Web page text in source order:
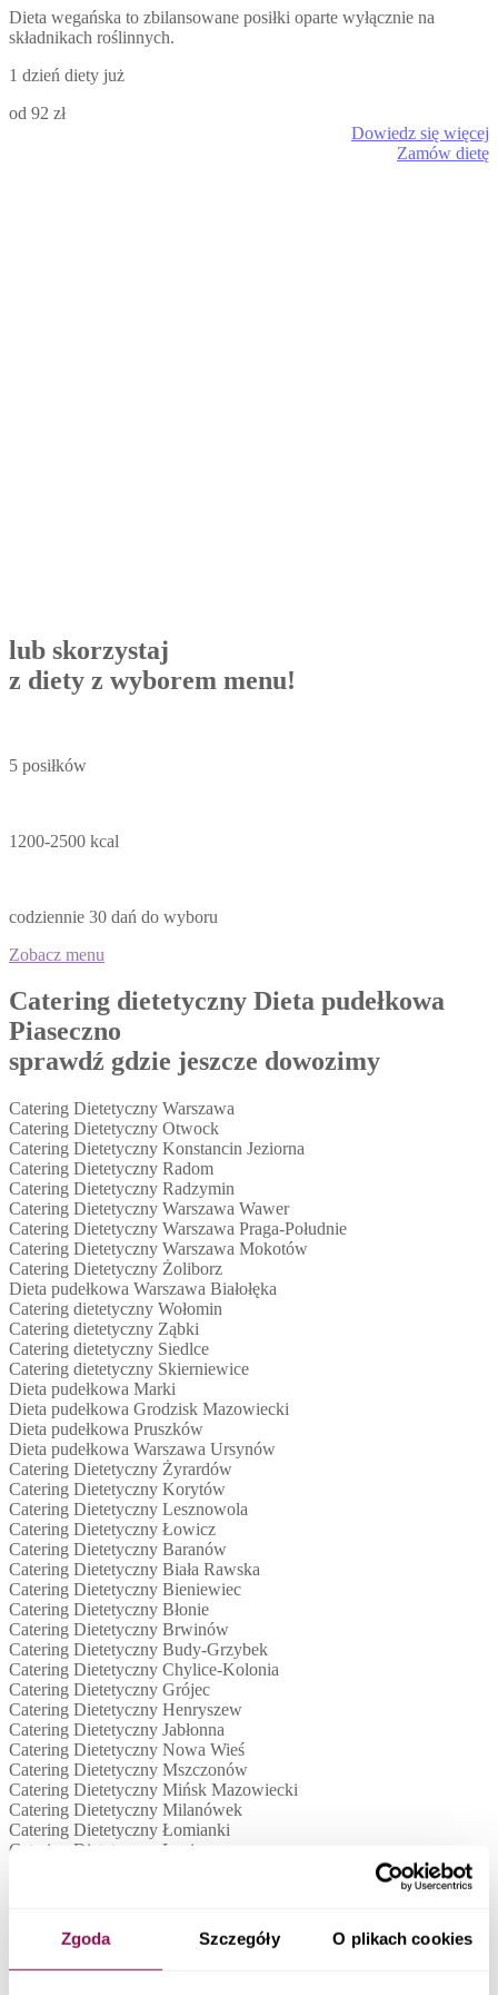
Zgoda Szczegóły O plikach cookies
Dieta wegańska to zbilansowane posiłki oparte wyłącznie na
składnikach roślinnych.
1 dzień diety już
od 92 zł
Dowiedz się więcej
Zamów dietę
lub skorzystaj
z diety z wyborem menu!
5 posiłków
1200-2500 kcal
codziennie 30 dań do wyboru
Zobacz menu
Catering dietetyczny Dieta pudełkowa
Piaseczno
sprawdź gdzie jeszcze dowozimy
Catering Dietetyczny Warszawa
Catering Dietetyczny Otwock
Catering Dietetyczny Konstancin Jeziorna
Catering Dietetyczny Radom
Catering Dietetyczny Radzymin
Catering Dietetyczny Warszawa Wawer
Catering Dietetyczny Warszawa Praga-Południe
Catering Dietetyczny Warszawa Mokotów
Catering Dietetyczny Żoliborz
Dieta pudełkowa Warszawa Białołęka
Catering dietetyczny Wołomin
Catering dietetyczny Ząbki
Catering dietetyczny Siedlce
Catering dietetyczny Skierniewice
Dieta pudełkowa Marki
Dieta pudełkowa Grodzisk Mazowiecki
Dieta pudełkowa Pruszków
Dieta pudełkowa Warszawa Ursynów
Catering Dietetyczny Żyrardów
Catering Dietetyczny Korytów
Catering Dietetyczny Lesznowola
Catering Dietetyczny Łowicz
Catering Dietetyczny Baranów
Catering Dietetyczny Biała Rawska
Catering Dietetyczny Bieniewiec
Catering Dietetyczny Błonie
Catering Dietetyczny Brwinów
Catering Dietetyczny Budy-Grzybek
Catering Dietetyczny Chylice-Kolonia
Catering Dietetyczny Grójec
Catering Dietetyczny Henryszew
Catering Dietetyczny Jabłonna
Catering Dietetyczny Nowa Wieś
Catering Dietetyczny Mszczonów
Catering Dietetyczny Mińsk Mazowiecki
Catering Dietetyczny Milanówek
Catering Dietetyczny Łomianki
Catering Dietetyczny Legionowo
Catering Dietetyczny Józefosław
Catering Dietetyczny Nowy Dwór Mazowiecki
Catering Dietetyczny Tarczyn